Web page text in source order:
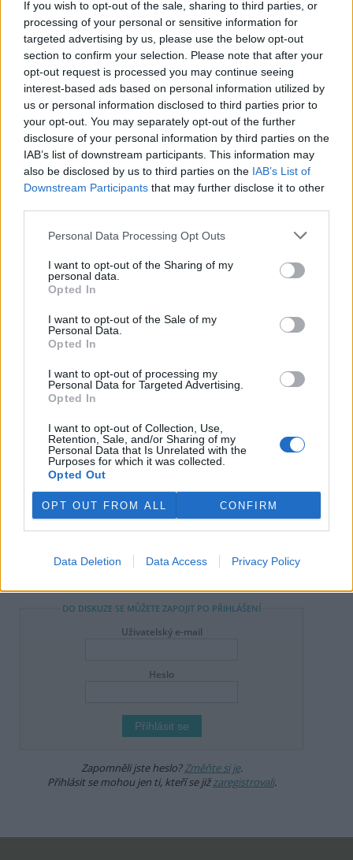
If you wish to opt-out of the sale, sharing to third parties, or
processing of your personal or sensitive information for
targeted advertising by us, please use the below opt-out
section to confirm your selection. Please note that after your
opt-out request is processed you may continue seeing
interest-based ads based on personal information utilized by
us or personal information disclosed to third parties prior to
your opt-out. You may separately opt-out of the further
disclosure of your personal information by third parties on the
IAB’s list of downstream participants. This information may
also be disclosed by us to third parties on the IAB’s List of
Downstream Participants that may further disclose it to other
Personal Data Processing Opt Outs
I want to opt-out of the Sharing of my
personal data.
Opted In
I want to opt-out of the Sale of my
Personal Data.
Opted In
I want to opt-out of processing my
Personal Data for Targeted Advertising.
Opted In
I want to opt-out of Collection, Use,
Retention, Sale, and/or Sharing of my
Personal Data that Is Unrelated with the
Purposes for which it was collected.
Opted Out
OPT OUT FROM ALL CONFIRM
Data Deletion Data Access Privacy Policy
Plzeňský kraj zahájil oficiální styky s představiteli Bavorska
a Falcka v listopadu 2001 podpisem dokumentu o
přeshraniční spolupráci.
reklama
tisknout poslat
Online diskuse
že zde publikujete svůj příspěvek, se ale zároveň zavazujete
dodržovatpravidla diskuse . V případě porušení si redakce
DO DISKUZE SE MŮŽETE ZAPOJIT PO PŘIHLÁŠENÍ
Uživatelský e-mail
Heslo
Zapomněli jste heslo?Změňte si je.
Přihlásit se mohou jen ti, kteří se jižzaregistrovali.